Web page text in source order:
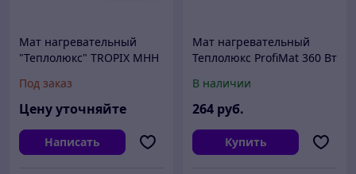
Мат нагревательный
"Теплолюкс" TROPIX МНН
Под заказ
Цену уточняйте
Написать
Мат нагревательный
Теплолюкс ProfiMat 360 Вт
Россия
В наличии
264 руб.
Купить